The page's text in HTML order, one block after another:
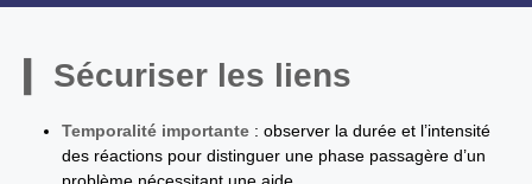
Sécuriser les liens
Temporalité importante : observer la durée et l’intensité
des réactions pour distinguer une phase passagère d’un